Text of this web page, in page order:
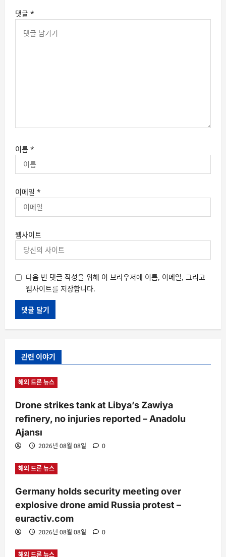
댓글 *
이름 *
이메일 *
웹사이트
다음 번 댓글 작성을 위해 이 브라우저에 이름, 이메일, 그리고
웹사이트를 저장합니다.
관련 이야기
해외 드론 뉴스
Drone strikes tank at Libya’s Zawiya
refinery, no injuries reported – Anadolu
Ajansı
2026년 08월 08일 0
해외 드론 뉴스
Germany holds security meeting over
explosive drone amid Russia protest –
euractiv.com
2026년 08월 08일 0
해외 드론 뉴스